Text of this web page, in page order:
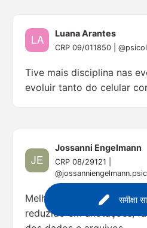
समीक्षा
Luana Arantes
CRP 09/011850 |
Tive mais disciplina nas
evoluir tanto do celular
Jossanni Engelmann
CRP 08/29121 |
Melhorou muito a minha
reduzido em anotações,